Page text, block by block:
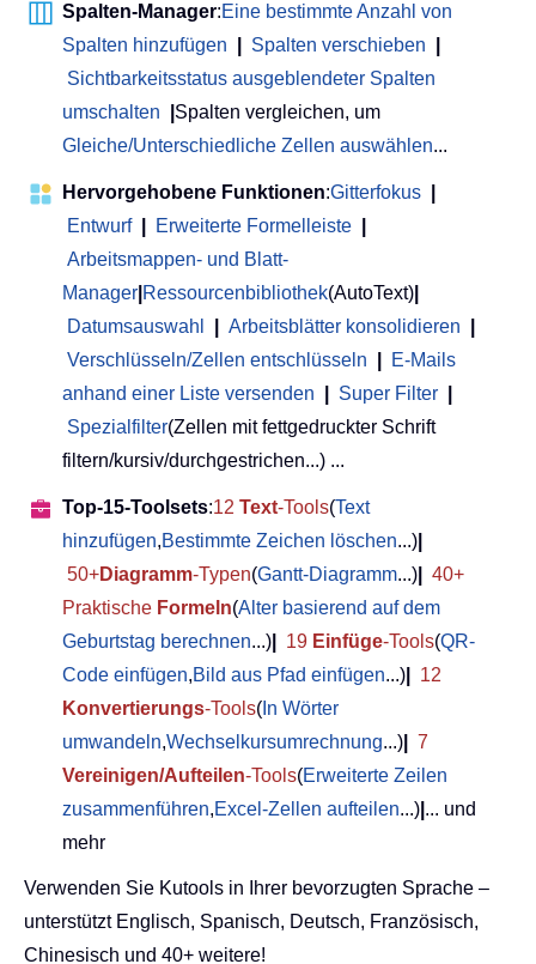
Spalten-Manager:Eine bestimmte Anzahl von
Spalten hinzufügen
Spalten verschieben
Sichtbarkeitsstatus ausgeblendeter Spalten
umschalten
Spalten vergleichen, um
Gleiche/Unterschiedliche Zellen auswählen...
Hervorgehobene Funktionen:Gitterfokus
Entwurf
Erweiterte Formelleiste
Arbeitsmappen- und Blatt-
Manager Ressourcenbibliothek(AutoText)
Datumsauswahl
Arbeitsblätter konsolidieren
Verschlüsseln/Zellen entschlüsseln
E-Mails
anhand einer Liste versenden
Super Filter
Spezialfilter(Zellen mit fettgedruckter Schrift
filtern/kursiv/durchgestrichen...) ...
Top-15-Toolsets:12 Text-Tools(Text
hinzufügen,Bestimmte Zeichen löschen...)
50+Diagramm-Typen(Gantt-Diagramm...)
40+
Praktische Formeln(Alter basierend auf dem
Geburtstag berechnen...) 19 Einfüge-Tools(QR-
Code einfügen,Bild aus Pfad einfügen...)
12
Konvertierungs-Tools( In Wörter
umwandeln,Wechselkursumrechnung...)
7
Vereinigen/Aufteilen-Tools(Erweiterte Zeilen
zusammenführen,Excel-Zellen aufteilen...) ... und
mehr
Verwenden Sie Kutools in Ihrer bevorzugten Sprache –
unterstützt Englisch, Spanisch, Deutsch, Französisch,
Chinesisch und 40+ weitere!